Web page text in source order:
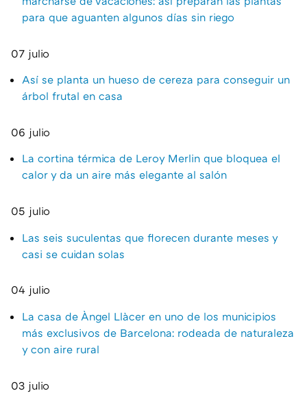
para que aguanten algunos días sin riego
07 julio
Así se planta un hueso de cereza para conseguir un
árbol frutal en casa
06 julio
La cortina térmica de Leroy Merlin que bloquea el
calor y da un aire más elegante al salón
05 julio
Las seis suculentas que florecen durante meses y
casi se cuidan solas
04 julio
La casa de Àngel Llàcer en uno de los municipios
más exclusivos de Barcelona: rodeada de naturaleza
y con aire rural
03 julio